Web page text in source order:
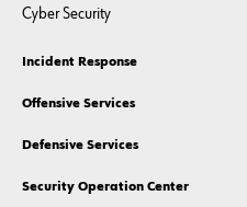
Cyber Security
Incident Response
Offensive Services
Defensive Services
Security Operation Center